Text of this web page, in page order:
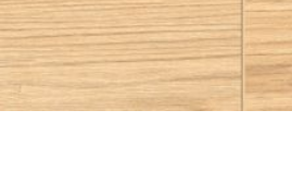
KONTAKT
Sie haben Fragen oder
eine persönliche Beratung?
Unser Team ist für Sie da –